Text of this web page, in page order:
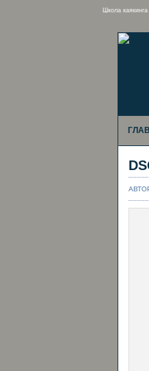
Школа каякинга